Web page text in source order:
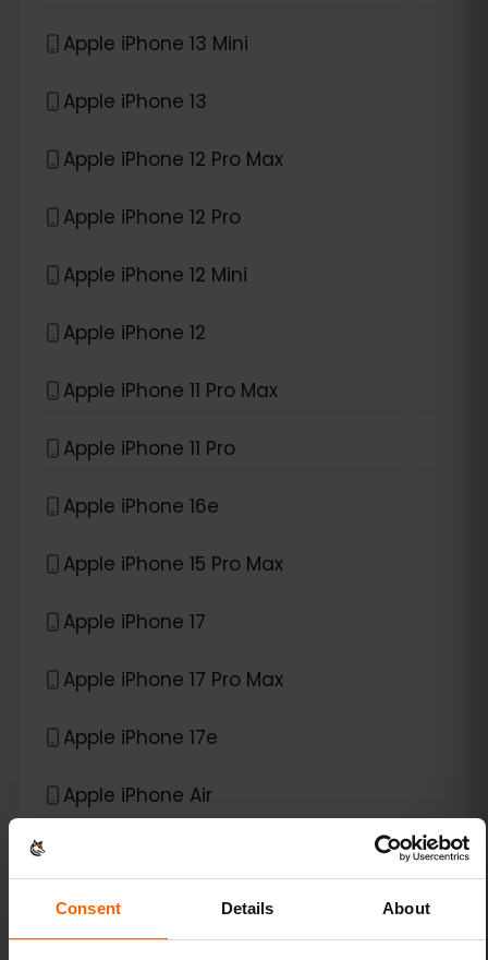
Consent Details About
Apple iPhone 13 Mini
Apple iPhone 13
Apple iPhone 12 Pro Max
Apple iPhone 12 Pro
Apple iPhone 12 Mini
Apple iPhone 12
Apple iPhone 11 Pro Max
Apple iPhone 11 Pro
Apple iPhone 16e
Apple iPhone 15 Pro Max
Apple iPhone 17
Apple iPhone 17 Pro Max
Apple iPhone 17e
Apple iPhone Air